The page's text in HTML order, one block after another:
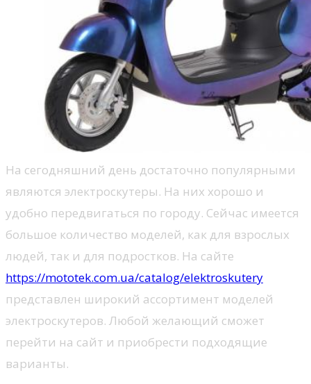
На сегодняшний день достаточно популярными
являются электроскутеры. На них хорошо и
удобно передвигаться по городу. Сейчас имеется
большое количество моделей, как для взрослых
людей, так и для подростков. На сайте
https://mototek.com.ua/catalog/elektroskutery
представлен широкий ассортимент моделей
электроскутеров. Любой желающий сможет
перейти на сайт и приобрести подходящие
варианты.